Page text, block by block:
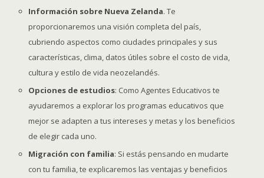
Información sobre Nueva Zelanda. Te
proporcionaremos una visión completa del país,
cubriendo aspectos como ciudades principales y sus
características, clima, datos útiles sobre el costo de vida,
cultura y estilo de vida neozelandés.
Opciones de estudios: Como Agentes Educativos te
ayudaremos a explorar los programas educativos que
mejor se adapten a tus intereses y metas y los beneficios
de elegir cada uno.
Migración con familia: Si estás pensando en mudarte
con tu familia, te explicaremos las ventajas y beneficios